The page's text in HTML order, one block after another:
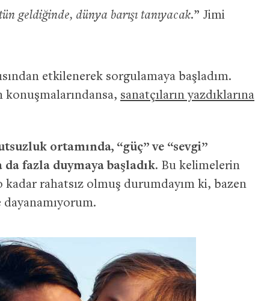
geldiğinde, dünya barışı tanıyacak.” Jimi
etkilenerek sorgulamaya başladım.
konuşmalarındansa, sanatçıların yazdıklarına
ortamında, “güç” ve “sevgi”
fazla duymaya başladık. Bu kelimelerin
kadar rahatsız olmuş durumdayım ki, bazen